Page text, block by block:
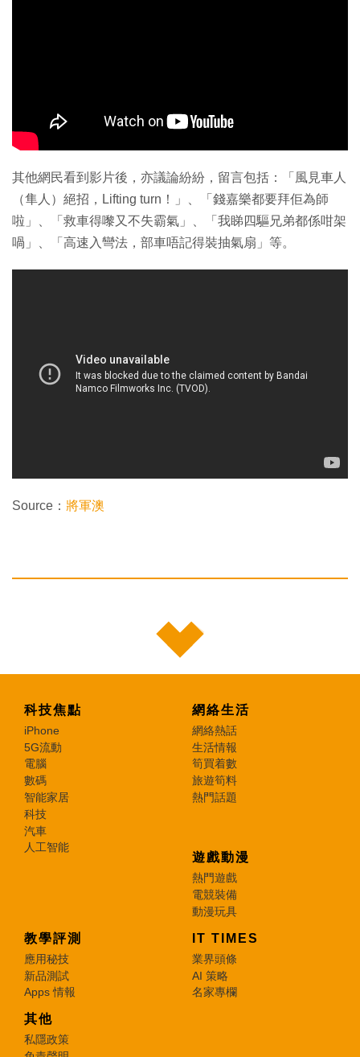
其他網民看到影片後，亦議論紛紛，留言包括：「風見車人
（隼人）絕招，Lifting turn！」、「錢嘉樂都要拜佢為師
啦」、「救車得嚟又不失霸氣」、「我睇四驅兄弟都係咁架
喎」、「高速入彎法，部車唔記得裝抽氣扇」等。
Source： 將軍澳
科技焦點
iPhone
5G流動
電腦
數碼
智能家居
科技
汽車
人工智能
網絡生活
網絡熱話
生活情報
筍買着數
旅遊筍料
熱門話題
遊戲動漫
熱門遊戲
電競裝備
動漫玩具
教學評測
應用秘技
新品測試
Apps 情報
IT TIMES
業界頭條
AI 策略
名家專欄
其他
私隱政策